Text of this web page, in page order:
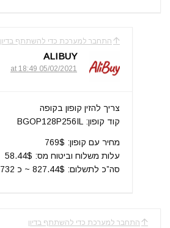
התחבר למערכת כדי להשתתף בדיון
ALIBUY
05/02/2021 at 18:49
צריך להזין קופון בקופה
קוד קופון: BGOP128P256IL
מחיר עם קופון: 769$
עלות משלוח וביטוח מס: 58.44$
סה”כ לתשלום: 827.44$ ~ כ 2,732 ₪ בלבד
התחבר למערכת כדי להשתתף בדיון